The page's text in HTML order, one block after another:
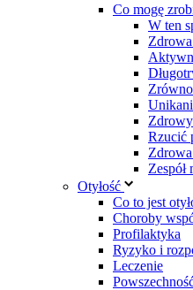
Co mogę
W ten
Rzucić
Zespół
Otyłość
Co to jest
Choroby
Profilaktyka
Ryzyko i
Leczenie